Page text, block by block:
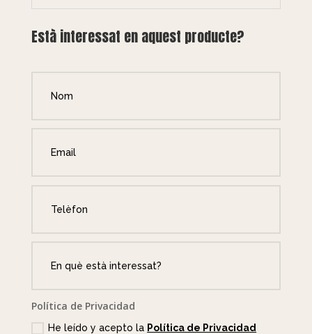
Està interessat en aquest producte?
Política de Privacidad
He leído y acepto la Política de Privacidad